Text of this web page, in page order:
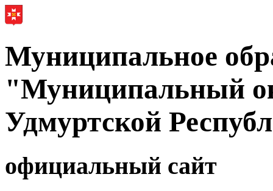
Муниципальное
"Муниципальный
Удмуртской
официальный сайт